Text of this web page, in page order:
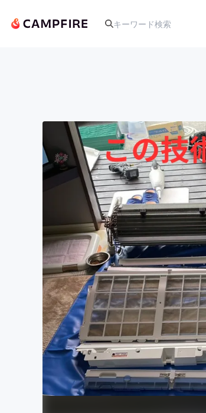
アート・写真
テクノロジー・ガジェ
映像・映画
ビジネス・起業
まちづくり・地域活性